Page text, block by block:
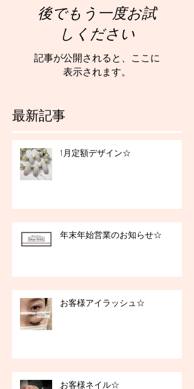
最新記事
後でもう一度お試
しください
記事が公開されると、ここに
表示されます。
1月定額デザイン☆
年末年始営業のお知らせ☆
お客様アイラッシュ☆
お客様ネイル☆